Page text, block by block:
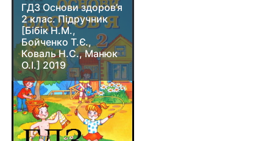
ГДЗ Основи здоров’я
2 клас. Підручник
[Бібік Н.М.,
Бойченко Т.Є.,
Коваль Н.С., Манюк
О.І.] 2019